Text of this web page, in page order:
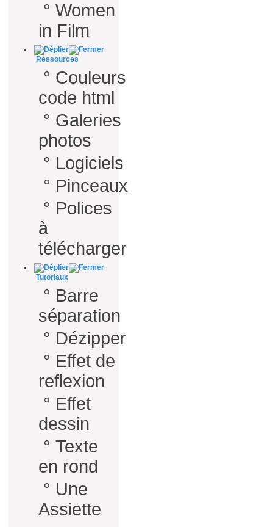
° Women
in Film
Ressources
° Couleurs
code html
° Galeries
photos
° Logiciels
° Pinceaux
° Polices
à
télécharger
Tutoriaux
° Barre
séparation
° Dézipper
° Effet de
reflexion
° Effet
dessin
° Texte
en rond
° Une
Assiette